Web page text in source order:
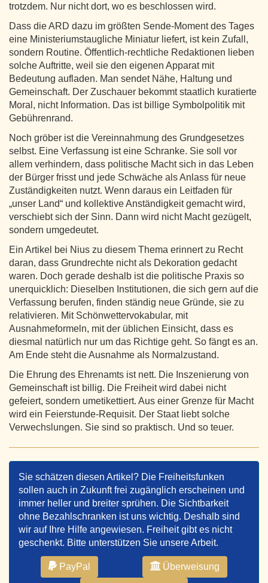
trotzdem. Nur nicht dort, wo es beschlossen wird.
Dass die ARD dazu im größten Sende-Moment des Tages
eine Ministeriumstaugliche Miniatur liefert, ist kein Zufall,
sondern Routine. Öffentlich-rechtliche Redaktionen lieben
solche Auftritte, weil sie den eigenen Apparat mit
Bedeutung aufladen. Man sendet Nähe, Haltung und
Gemeinschaft. Der Zuschauer bekommt staatlich kuratierte
Moral, nicht Information. Das ist billige Symbolpolitik mit
Gebührenrand.
Noch gröber ist die Vereinnahmung des Grundgesetzes
selbst. Eine Verfassung ist eine Schranke. Sie soll vor
allem verhindern, dass politische Macht sich in das Leben
der Bürger frisst und jede Schwäche als Anlass für neue
Zuständigkeiten nutzt. Wenn daraus ein Leitfaden für
„unser Land“ und kollektive Anständigkeit gemacht wird,
verschiebt sich der Sinn. Dann wird nicht Macht gezügelt,
sondern umgedeutet.
Ein Artikel bei Nius zu diesem Thema erinnert zu Recht
daran, dass Grundrechte nicht als Dekoration gedacht
waren. Doch gerade deshalb ist die politische Praxis so
unerquicklich: Dieselben Institutionen, die sich gern auf die
Verfassung berufen, finden ständig neue Gründe, sie zu
relativieren. Mit Schönwettervokabular, mit
Ausnahmeformeln, mit der üblichen Einsicht, dass es
diesmal natürlich nur um das Richtige geht. So fängt es an.
Am Ende steht die Ausnahme als Normalzustand.
Die Ehrung des Ehrenamts ist nett. Die Inszenierung von
Gemeinschaft ist billig. Die Freiheit wird dabei nicht
gefeiert, sondern umetikettiert. Aus einer Grenze für Macht
wird ein Feierstunde-Requisit. Der Staat liebt solche
Verwechslungen. Sie sind so praktisch. Und so teuer.
Sie schätzen diesen Artikel? Die Freiheitsfunken
sollen auch in Zukunft frei zugänglich erscheinen und
immer heller und breiter sprühen. Die Sichtbarkeit
ohne Bezahlschranken ist uns wichtig. Deshalb sind
wir auf Ihre Hilfe angewiesen. Freiheit gibt es nicht
geschenkt. Bitte unterstützen Sie unsere Arbeit.
PayPal Überweisung